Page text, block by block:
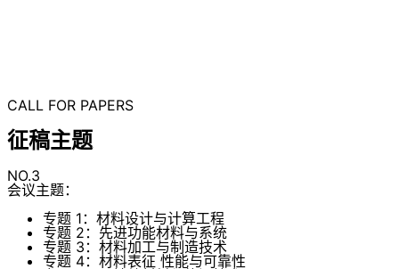
CALL FOR PAPERS
征稿主题
NO.3
会议主题：
专题 1：材料设计与计算工程
专题 2：先进功能材料与系统
专题 3：材料加工与制造技术
专题 4：材料表征 性能与可靠性